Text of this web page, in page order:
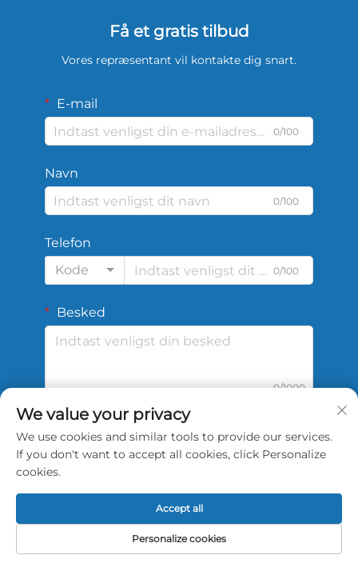
Få et gratis tilbud
Vores repræsentant vil kontakte dig snart.
E-mail
0/100
Navn
0/100
Telefon
Kode
0/100
Besked
0/1000
Send
Copyright © 2026 China Shengshi Sports Tech
Tianjin Co., Ltd. Alle rettigheder forbeholdes.
We value your privacy
We use cookies and similar tools to provide our services.
If you don't want to accept all cookies, click Personalize
cookies.
Personalize cookies
Accept all